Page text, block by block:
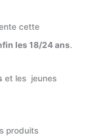
cette
les 18/24 ans.
et les jeunes
produits